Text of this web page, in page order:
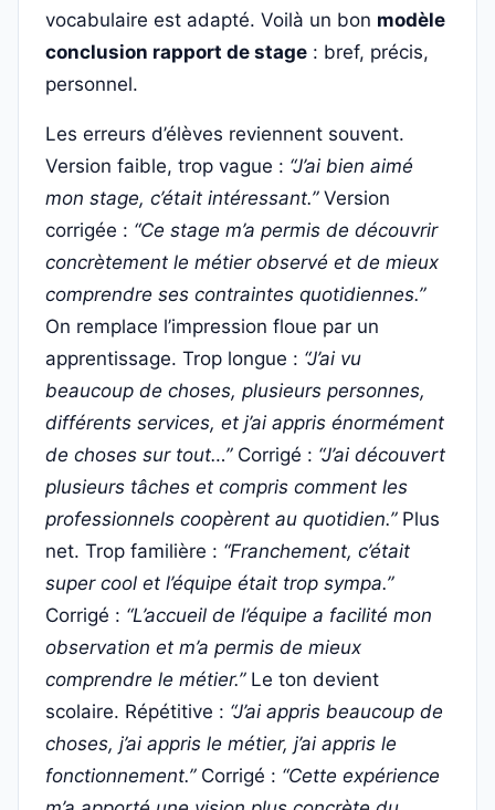
vocabulaire est adapté. Voilà un bon modèle
conclusion rapport de stage : bref, précis,
personnel.
Les erreurs d’élèves reviennent souvent.
Version faible, trop vague : “J’ai bien aimé
mon stage, c’était intéressant.”Version
corrigée : “Ce stage m’a permis de découvrir
concrètement le métier observé et de mieux
comprendre ses contraintes quotidiennes.”
On remplace l’impression floue par un
apprentissage. Trop longue : “J’ai vu
beaucoup de choses, plusieurs personnes,
différents services, et j’ai appris énormément
de choses sur tout…”Corrigé : “J’ai découvert
plusieurs tâches et compris comment les
professionnels coopèrent au quotidien.”Plus
net. Trop familière : “Franchement, c’était
super cool et l’équipe était trop sympa.”
Corrigé : “L’accueil de l’équipe a facilité mon
observation et m’a permis de mieux
comprendre le métier.”Le ton devient
scolaire. Répétitive : “J’ai appris beaucoup de
choses, j’ai appris le métier, j’ai appris le
fonctionnement.”Corrigé : “Cette expérience